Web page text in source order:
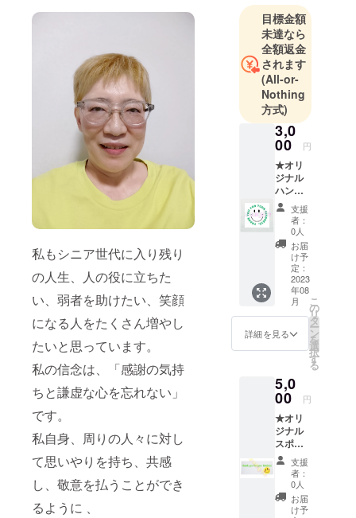
私もシニア世代に入り残り
の人生、人の役に立ちた
い、弱者を助けたい、笑顔
になる人をたくさん増やし
たいと思っています。
私の信念は、「感謝の気持
ちと謙虚な心を忘れない」
です。
私自身、周りの人々に対し
て思いやりを持ち、共感
し、敬意を払うことができ
るように 、
目標金額
未達なら
全額返金
されます
(All-or-
Nothing
方式)
3,0
00 円
★オリ
ジナル
ハンド
タオル1
枚（本
体サイ
ズ 約
H34×W
37、カ
ラーは
白地に
なりま
す） ★
お礼
メッ
ホのご
相談受
付：1か
月間
メール
または
ZOOM
対応、
必要に
応じて
伺いま
支援
者：
0人
お届
け予
定：
2023
年08
月
詳細を見る
こ
の
リ
タ
ー
ン
を
選
択
す
る
5,0
00 円
★オリ
ジナル
スポー
ツタオ
ル１枚
(本体／
約
H40×W
支援
者：
0人
お届
け予